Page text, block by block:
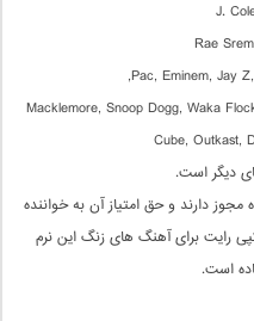
J.
Rae
Macklemore, Snoop Dogg, Waka
Cube, Outkast,
دیگر است.
دارند و حق امتیاز آن به خواننده
برای آهنگ های زنگ این نرم
است.